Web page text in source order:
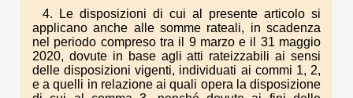
4. Le disposizioni di cui al presente articolo si
applicano anche alle somme rateali, in scadenza
nel periodo compreso tra il 9 marzo e il 31 maggio
2020, dovute in base agli atti rateizzabili ai sensi
delle disposizioni vigenti, individuati ai commi 1, 2,
e a quelli in relazione ai quali opera la disposizione